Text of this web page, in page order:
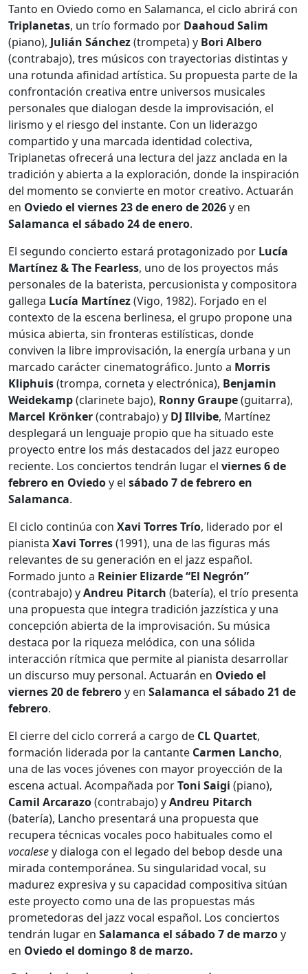
Tanto en Oviedo como en Salamanca, el ciclo abrirá con
Triplanetas, un trío formado por Daahoud Salim
(piano), Julián Sánchez(trompeta) y Bori Albero
(contrabajo), tres músicos con trayectorias distintas y
una rotunda afinidad artística. Su propuesta parte de la
confrontación creativa entre universos musicales
personales que dialogan desde la improvisación, el
lirismo y el riesgo del instante. Con un liderazgo
compartido y una marcada identidad colectiva,
Triplanetas ofrecerá una lectura del jazz anclada en la
tradición y abierta a la exploración, donde la inspiración
del momento se convierte en motor creativo. Actuarán
en Oviedo el viernes 23 de enero de 2026y en
Salamanca el sábado 24 de enero.
El segundo concierto estará protagonizado por Lucía
Martínez & The Fearless, uno de los proyectos más
personales de la baterista, percusionista y compositora
gallega Lucía Martínez(Vigo, 1982). Forjado en el
contexto de la escena berlinesa, el grupo propone una
música abierta, sin fronteras estilísticas, donde
conviven la libre improvisación, la energía urbana y un
marcado carácter cinematográfico. Junto a Morris
Kliphuis(trompa, corneta y electrónica), Benjamin
Weidekamp(clarinete bajo), Ronny Graupe(guitarra),
Marcel Krönker(contrabajo) y DJ Illvibe, Martínez
desplegará un lenguaje propio que ha situado este
proyecto entre los más destacados del jazz europeo
reciente. Los conciertos tendrán lugar el viernes 6 de
febrero en Oviedoy el sábado 7 de febrero en
Salamanca.
El ciclo continúa con Xavi Torres Trío, liderado por el
pianista Xavi Torres(1991), una de las figuras más
relevantes de su generación en el jazz español.
Formado junto a Reinier Elizarde “El Negrón”
(contrabajo) yAndreu Pitarch (batería), el trío presenta
una propuesta que integra tradición jazzística y una
concepción abierta de la improvisación. Su música
destaca por la riqueza melódica, con una sólida
interacción rítmica que permite al pianista desarrollar
un discurso muy personal. Actuarán en Oviedo el
viernes 20 de febreroy en Salamanca el sábado 21 de
febrero.
El cierre del ciclo correrá a cargo de CL Quartet,
formación liderada por la cantante Carmen Lancho,
una de las voces jóvenes con mayor proyección de la
escena actual. Acompañada porToni Saigi (piano),
Camil Arcarazo(contrabajo) yAndreu Pitarch
(batería), Lancho presentará una propuesta que
recupera técnicas vocales poco habituales como el
vocalesey dialoga con el legado del bebop desde una
mirada contemporánea. Su singularidad vocal, su
madurez expresiva y su capacidad compositiva sitúan
este proyecto como una de las propuestas más
prometedoras del jazz vocal español. Los conciertos
tendrán lugar en Salamanca el sábado 7 de marzoy
en Oviedo el domingo 8 de marzo.